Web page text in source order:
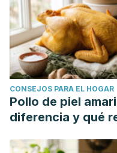
CONSEJOS PARA EL HOGAR
Pollo de piel
diferencia y qué